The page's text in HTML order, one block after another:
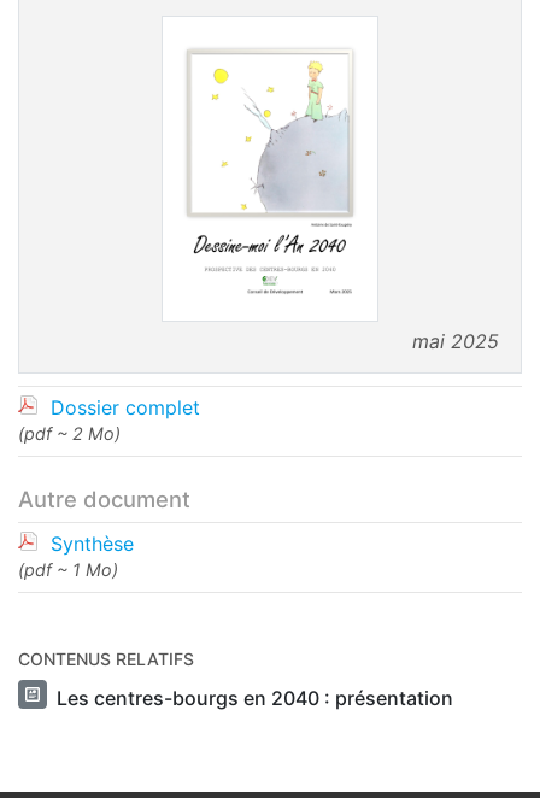
mai 2025
Dossier complet
(pdf ~ 2 Mo)
Autre document
Synthèse
(pdf ~ 1 Mo)
CONTENUS RELATIFS
Les centres-bourgs en 2040 : présentation